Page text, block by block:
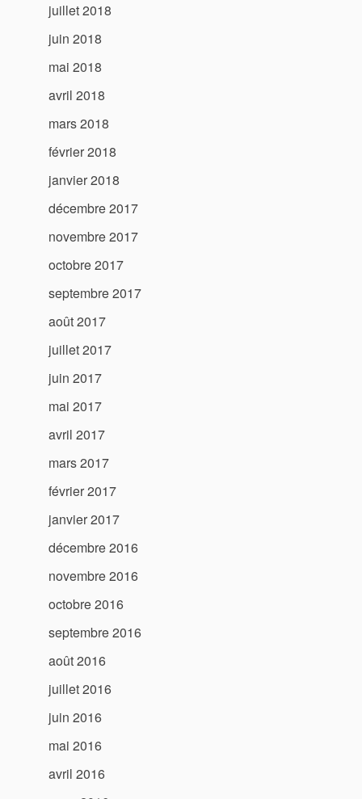
juillet 2018
juin 2018
mai 2018
avril 2018
mars 2018
février 2018
janvier 2018
décembre 2017
novembre 2017
octobre 2017
septembre 2017
août 2017
juillet 2017
juin 2017
mai 2017
avril 2017
mars 2017
février 2017
janvier 2017
décembre 2016
novembre 2016
octobre 2016
septembre 2016
août 2016
juillet 2016
juin 2016
mai 2016
avril 2016